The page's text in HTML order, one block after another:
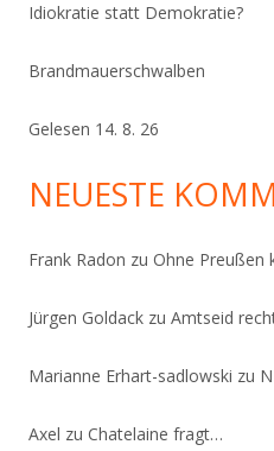
Idiokratie statt Demokratie?
Brandmauerschwalben
Gelesen 14. 8. 26
NEUESTE
Frank Radon zu Ohne Preußen
Jürgen Goldack zu Amtseid
Marianne Erhart-sadlowski zu
Axel zu Chatelaine fragt…